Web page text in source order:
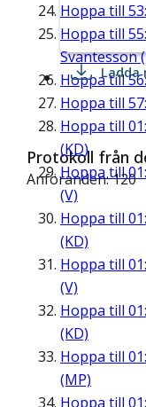
Hoppa till
Hoppa till
Svantesson
Hoppa till
Hoppa till
Hoppa till
(KD)
Hoppa till
(V)
Hoppa till
(KD)
Hoppa till
(V)
Hoppa till
(KD)
Hoppa till
(MP)
Hoppa till
Ladda
Protokoll från
Anföranden: 120